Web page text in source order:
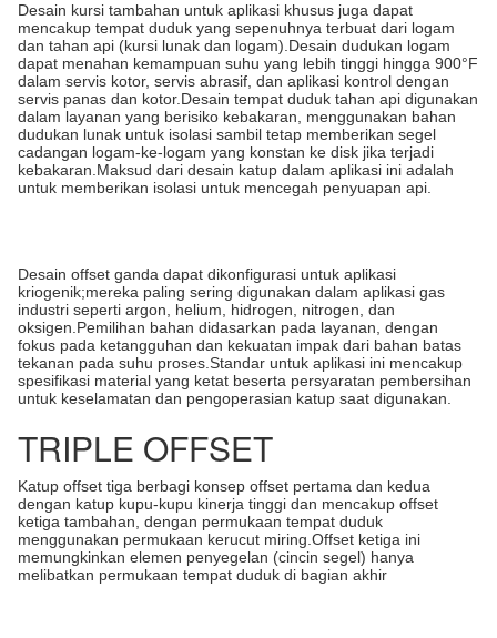
Desain kursi tambahan untuk aplikasi khusus juga dapat
mencakup tempat duduk yang sepenuhnya terbuat dari logam
dan tahan api (kursi lunak dan logam).Desain dudukan logam
dapat menahan kemampuan suhu yang lebih tinggi hingga 900°F
dalam servis kotor, servis abrasif, dan aplikasi kontrol dengan
servis panas dan kotor.Desain tempat duduk tahan api digunakan
dalam layanan yang berisiko kebakaran, menggunakan bahan
dudukan lunak untuk isolasi sambil tetap memberikan segel
cadangan logam-ke-logam yang konstan ke disk jika terjadi
kebakaran.Maksud dari desain katup dalam aplikasi ini adalah
untuk memberikan isolasi untuk mencegah penyuapan api.
Desain offset ganda dapat dikonfigurasi untuk aplikasi
kriogenik;mereka paling sering digunakan dalam aplikasi gas
industri seperti argon, helium, hidrogen, nitrogen, dan
oksigen.Pemilihan bahan didasarkan pada layanan, dengan
fokus pada ketangguhan dan kekuatan impak dari bahan batas
tekanan pada suhu proses.Standar untuk aplikasi ini mencakup
spesifikasi material yang ketat beserta persyaratan pembersihan
untuk keselamatan dan pengoperasian katup saat digunakan.
TRIPLE OFFSET
Katup offset tiga berbagi konsep offset pertama dan kedua
dengan katup kupu-kupu kinerja tinggi dan mencakup offset
ketiga tambahan, dengan permukaan tempat duduk
menggunakan permukaan kerucut miring.Offset ketiga ini
memungkinkan elemen penyegelan (cincin segel) hanya
melibatkan permukaan tempat duduk di bagian akhir